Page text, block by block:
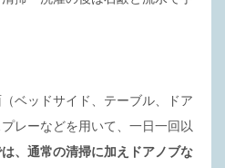
ベッドサイド、テーブル、ドア
レーなどを用いて、一日一回以
、通常の清掃に加えドアノブな